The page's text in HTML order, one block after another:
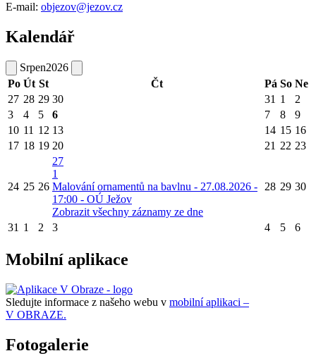
E-mail: objezov@jezov.cz
Kalendář
Srpen2026
Po Út St Čt Pá So Ne
27 28 29 30 31 1
2
3
4 5 6 7 8
9
10 11 12 13 14 15 16
17 18 19 20 21 22 23
24 25 26
27
1
Malování ornamentů na bavlnu - 27.08.2026 -
17:00 - OÚ Ježov
Zobrazit všechny záznamy ze dne
28 29 30
31 1 2 3 4 5 6
Mobilní aplikace
Sledujte informace z našeho webu v mobilní aplikaci –
V OBRAZE.
Fotogalerie